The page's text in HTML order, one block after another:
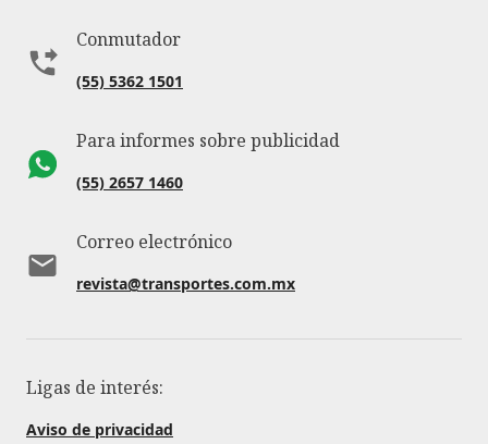
Conmutador
(55) 5362 1501
Para informes sobre publicidad
(55) 2657 1460
Correo electrónico
revista@transportes.com.mx
Ligas de interés:
Aviso de privacidad